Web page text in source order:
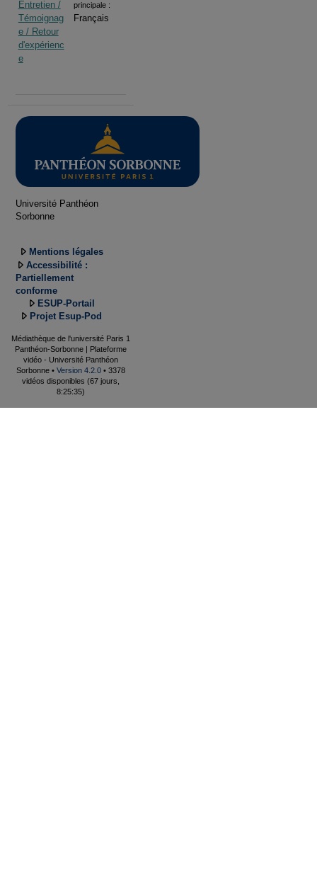
Entretien /
Témoignag
e / Retour
d'expérienc
e
principale :
Français
Université Panthéon
Sorbonne
Mentions légales
Accessibilité :
Partiellement
conforme
ESUP-Portail
Projet Esup-Pod
Médiathèque de l'université Paris 1
Panthéon-Sorbonne | Plateforme
vidéo - Université Panthéon
Sorbonne • Version 4.2.0 • 3378
vidéos disponibles (67 jours,
8:25:35)